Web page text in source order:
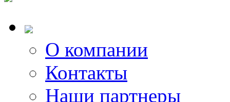
О компании
Контакты
Наши партнеры